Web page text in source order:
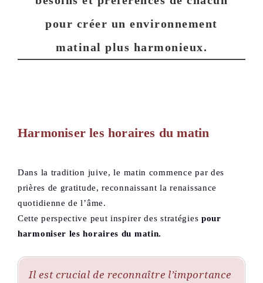
pour créer un environnement
matinal plus harmonieux.
Harmoniser les horaires du matin
Dans la tradition juive, le matin commence par des
prières de gratitude, reconnaissant la renaissance
quotidienne de l’âme.
Cette perspective peut inspirer des stratégies pour
harmoniser les horaires du matin.
Il est crucial de reconnaître l’importance